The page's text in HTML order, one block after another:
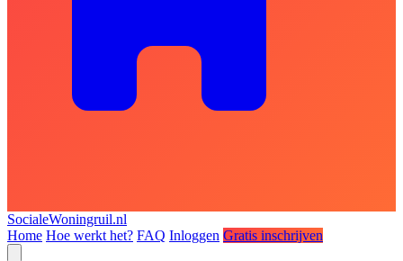
SocialeWoningruil.nl
Home Hoe werkt het? FAQ Inloggen Gratis inschrijven